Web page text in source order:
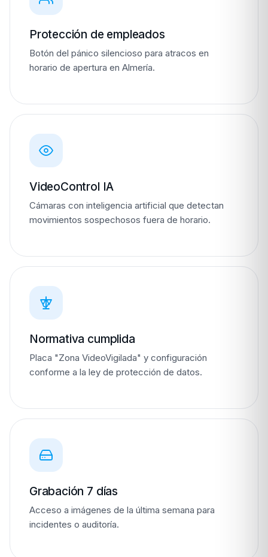
Protección de empleados
Botón del pánico silencioso para atracos en
horario de apertura en Almería.
VideoControl IA
Cámaras con inteligencia artificial que detectan
movimientos sospechosos fuera de horario.
Normativa cumplida
Placa "Zona VideoVigilada" y configuración
conforme a la ley de protección de datos.
Grabación 7 días
Acceso a imágenes de la última semana para
incidentes o auditoría.